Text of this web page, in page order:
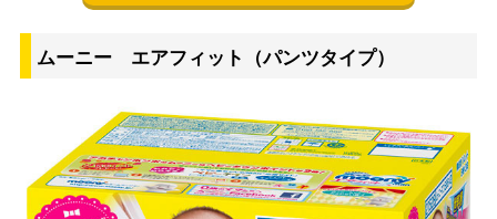
ムーニー エアフィット（パンツタイプ）